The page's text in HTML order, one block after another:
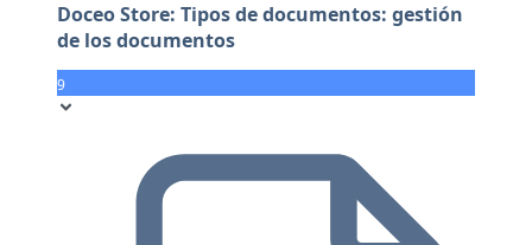
Doceo Store: Tipos de documentos: gestión
de los documentos
9